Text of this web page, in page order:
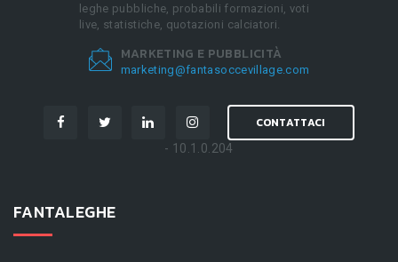
leghe pubbliche, probabili formazioni, voti
live, statistiche, quotazioni calciatori.
MARKETING E PUBBLICITÀ
marketing@fantasoccevillage.com
CONTATTACI
- 10.1.0.204
FANTALEGHE